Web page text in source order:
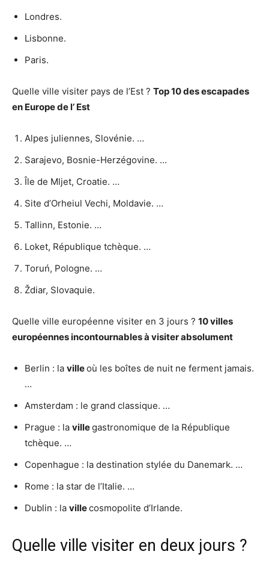
Londres.
Lisbonne.
Paris.
Quelle ville visiter pays de l’Est ? Top 10 des escapades
en Europe de l’ Est
Alpes juliennes, Slovénie. …
Sarajevo, Bosnie-Herzégovine. …
Île de Mljet, Croatie. …
Site d’Orheiul Vechi, Moldavie. …
Tallinn, Estonie. …
Loket, République tchèque. …
Toruń, Pologne. …
Ždiar, Slovaquie.
Quelle ville européenne visiter en 3 jours ? 10villes
européennesincontournables à visiterabsolument
Berlin : la villeoù les boîtes de nuit ne ferment jamais.
…
Amsterdam : le grand classique. …
Prague : la villegastronomique de la République
tchèque. …
Copenhague : la destination stylée du Danemark. …
Rome : la star de l’Italie. …
Dublin : la villecosmopolite d’Irlande.
Quelle ville visiter en deux jours ?